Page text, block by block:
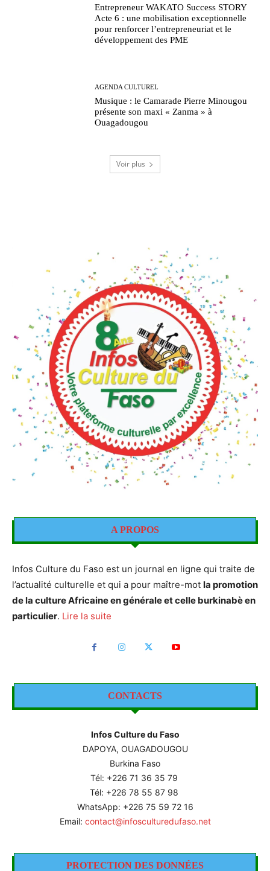
Entrepreneur WAKATO Success STORY
Acte 6 : une mobilisation exceptionnelle
pour renforcer l’entrepreneuriat et le
développement des PME
AGENDA CULTUREL
Musique : le Camarade Pierre Minougou
présente son maxi « Zanma » à
Ouagadougou
Voir plus
A PROPOS
Infos Culture du Faso est un journal en ligne qui traite de
l’actualité culturelle et qui a pour maître-mot la promotion
de la culture Africaine en générale et celle burkinabè en
particulier. Lire la suite
CONTACTS
Infos Culture du Faso
DAPOYA, OUAGADOUGOU
Burkina Faso
Tél: +226 71 36 35 79
Tél: +226 78 55 87 98
WhatsApp: +226 75 59 72 16
Email: contact@infosculturedufaso.net
PROTECTION DES DONNÉES